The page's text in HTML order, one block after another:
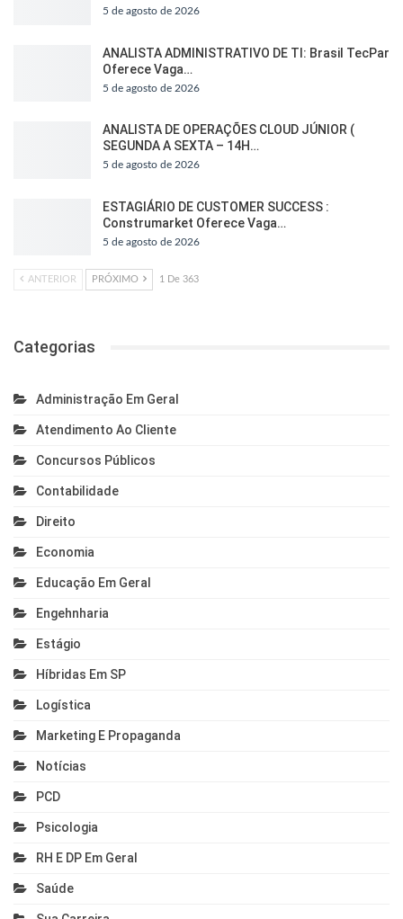
5 de agosto de 2026
ANALISTA ADMINISTRATIVO DE TI: Brasil TecPar
Oferece Vaga…
5 de agosto de 2026
ANALISTA DE OPERAÇÕES CLOUD JÚNIOR (
SEGUNDA A SEXTA – 14H…
5 de agosto de 2026
ESTAGIÁRIO DE CUSTOMER SUCCESS :
Construmarket Oferece Vaga…
5 de agosto de 2026
ANTERIOR PRÓXIMO 1 De 363
Categorias
Administração Em Geral
Atendimento Ao Cliente
Concursos Públicos
Contabilidade
Direito
Economia
Educação Em Geral
Engehnharia
Estágio
Híbridas Em SP
Logística
Marketing E Propaganda
Notícias
PCD
Psicologia
RH E DP Em Geral
Saúde